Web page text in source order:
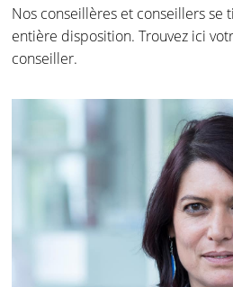
Nos conseillères et conseillers se
entière disposition. Trouvez ici
conseiller.